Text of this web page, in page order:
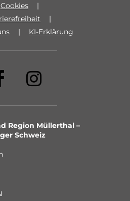
Cookies
KI-Erklärung
Region Müllerthal –
Schweiz